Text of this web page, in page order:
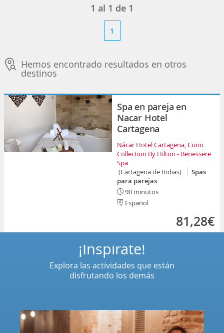
1 al 1 de 1
1
Hemos encontrado resultados en otros
destinos
Spa en pareja en
Nacar Hotel
Cartagena
Nácar Hotel Cartagena, Curio
Collection By Hilton - Benessere
Spa
(Cartagena de Indias)
Spas
para parejas
90 minutos
Español
81,28€
¡Inspírate!
Explora las actividades que están
disfrutando los demás